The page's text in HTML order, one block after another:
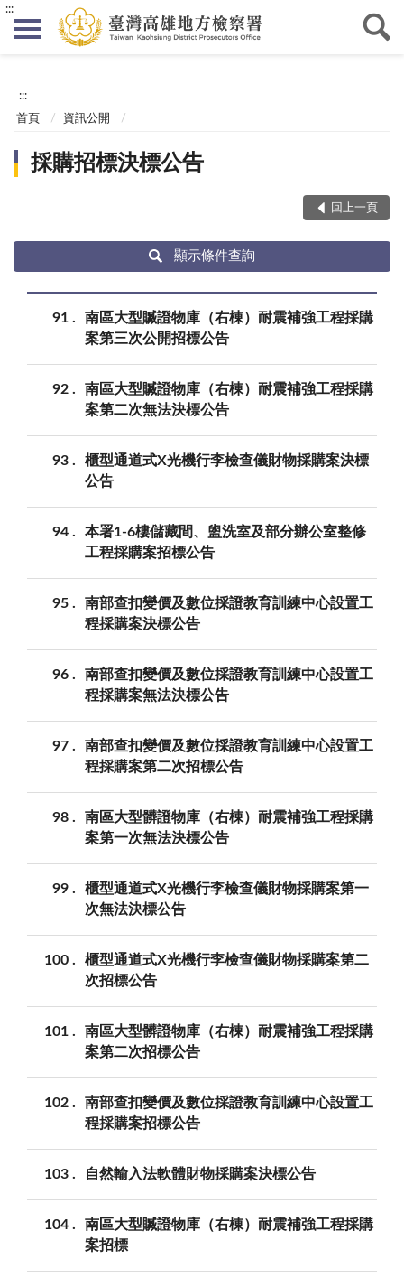
:::
:::
首頁 資訊公開
採購招標決標公告
回上一頁
顯示條件查詢
91
南區大型贓證物庫（右棟）耐震補強工程採購
案第三次公開招標公告
92
南區大型贓證物庫（右棟）耐震補強工程採購
案第二次無法決標公告
93
櫃型通道式X光機行李檢查儀財物採購案決標
公告
94
本署1-6樓儲藏間、盥洗室及部分辦公室整修
工程採購案招標公告
95
南部查扣變價及數位採證教育訓練中心設置工
程採購案決標公告
96
南部查扣變價及數位採證教育訓練中心設置工
程採購案無法決標公告
97
南部查扣變價及數位採證教育訓練中心設置工
程採購案第二次招標公告
98
南區大型髒證物庫（右棟）耐震補強工程採購
案第一次無法決標公告
99
櫃型通道式X光機行李檢查儀財物採購案第一
次無法決標公告
100
櫃型通道式X光機行李檢查儀財物採購案第二
次招標公告
101
南區大型髒證物庫（右棟）耐震補強工程採購
案第二次招標公告
102
南部查扣變價及數位採證教育訓練中心設置工
程採購案招標公告
103 自然輸入法軟體財物採購案決標公告
104
南區大型贓證物庫（右棟）耐震補強工程採購
案招標